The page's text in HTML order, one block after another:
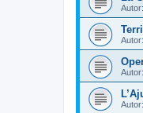
Autor:
Autor:
Autor:
Autor: